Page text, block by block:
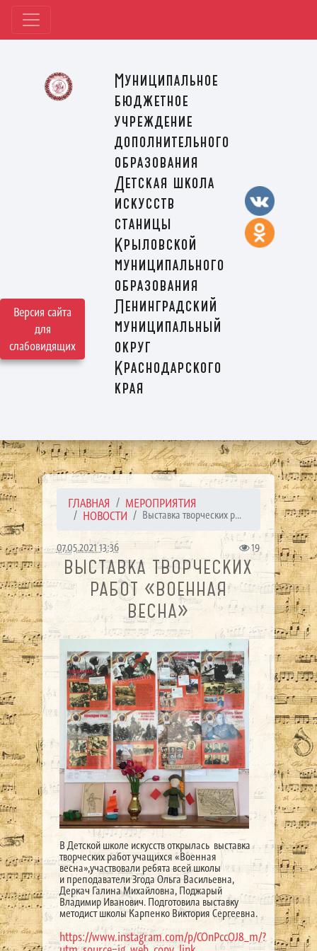
Версия сайта
для
слабовидящих
Муниципальное
бюджетное
учреждение
дополнительного
образования
Детская школа
искусств
станицы
Крыловской
муниципального
образования
Ленинградский
муниципальный
округ
Краснодарского
края
ГЛАВНАЯ
МЕРОПРИЯТИЯ
НОВОСТИ
Выставка творческих р...
07.05.2021 13:36 19
ВЫСТАВКА ТВОРЧЕСКИХ
РАБОТ «ВОЕННАЯ
ВЕСНА»
В Детской школе искусств открылась выставка
творческих работ учащихся «Военная
весна»,участвовали ребята всей школы
и преподаватели Згода Ольга Васильевна,
Деркач Галина Михайловна, Поджарый
Владимир Иванович. Подготовила выставку
методист школы Карпенко Виктория Сергеевна.
https://www.instagram.com/p/COnPccOJ8_m/?